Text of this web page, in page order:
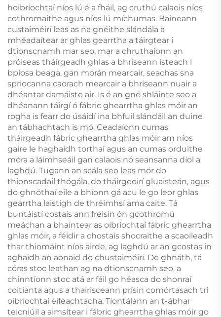
hoibríochtaí níos lú é a fháil, ag cruthú calaois níos
cothromaithe agus níos lú míchumas. Baineann
custaiméirí leas as na gnéithe slándála a
mhéadaítear ar ghlas gearrtha a táirgtear i
dtionscnamh mar seo, mar a chruthaíonn an
próiseas tháirgeadh ghlas a bhriseann isteach i
bpíosa beaga, gan mórán mearcair, seachas sna
spriocanna caorach mearcair a bhriseann nuair a
dhéantar damáiste air. Is é an gné shláinte seo a
dhéanann táirgí ó fábric ghearrtha ghlas móir an
rogha is fearr do úsáidí ina bhfuil slándáil an duine
an tábhachtach is mó. Ceadaíonn cumas
tháirgeadh fábric ghearrtha ghlas móir am níos
gaire le haghaidh torthaí agus an cumas orduithe
móra a láimhseáil gan calaois nó seansanna díol a
laghdú. Tugann an scála seo leas mór do
thionscadail thógála, do tháirgeoirí gluaisteán, agus
do ghnóthaí eile a bhíonn gá acu le go leor ghlas
gearrtha laistigh de thréimhsí ama caite. Tá
buntáistí costais ann freisin ón gcothromú
meáchan a bhaintear as oibríochtaí fábric ghearrtha
ghlas móir, a féidir a chostais shocraithe a scaoileadh
thar thiomáint níos airde, ag laghdú ar an gcostas in
aghaidh an aonaid do chustaiméirí. De ghnáth, tá
córas stoc leathan ag na dtionscnamh seo, a
chinntíonn stoc atá ar fáil go héasca do shonraí
coitianta agus a thairisceann prísin comórtasach trí
oibríochtaí éifeachtacha. Tiontálann an t-ábhar
teicniúil a aimsítear i fábric ghearrtha ghlas móir go